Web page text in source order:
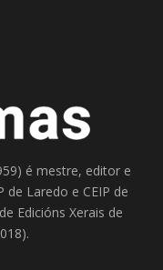
é mestre, editor e
de Laredo e CEIP de
Edicións Xerais de